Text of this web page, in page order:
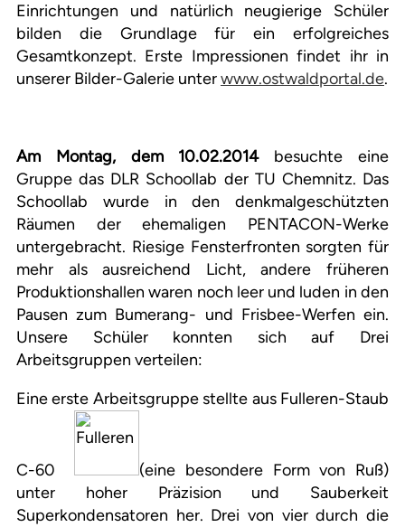
Einrichtungen und natürlich neugierige Schüler
bilden die Grundlage für ein erfolgreiches
Gesamtkonzept. Erste Impressionen findet ihr in
unserer Bilder-Galerie unterwww.ostwaldportal.de.
Am Montag, dem 10.02.2014besuchte eine
Gruppe das DLR Schoollab der TU Chemnitz. Das
Schoollab wurde in den denkmalgeschützten
Räumen der ehemaligen PENTACON-Werke
untergebracht. Riesige Fensterfronten sorgten für
mehr als ausreichend Licht, andere früheren
Produktionshallen waren noch leer und luden in den
Pausen zum Bumerang- und Frisbee-Werfen ein.
Unsere Schüler konnten sich auf Drei
Arbeitsgruppen verteilen:
Eine erste Arbeitsgruppe stellte aus Fulleren-Staub
C-60
(eine besondere Form von Ruß)
unter hoher Präzision und Sauberkeit
Superkondensatoren her. Drei von vier durch die